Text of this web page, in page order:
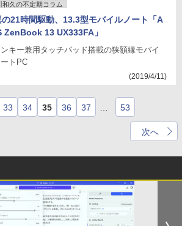
和久の不定期コラム
の21時間駆動、13.3型モバイルノート「A
ZenBook 13 UX333FA」
キー兼用タッチパッド搭載の狭額縁モバイ
トPC
(2019/4/11)
33 34 35 36 37 53
次へ